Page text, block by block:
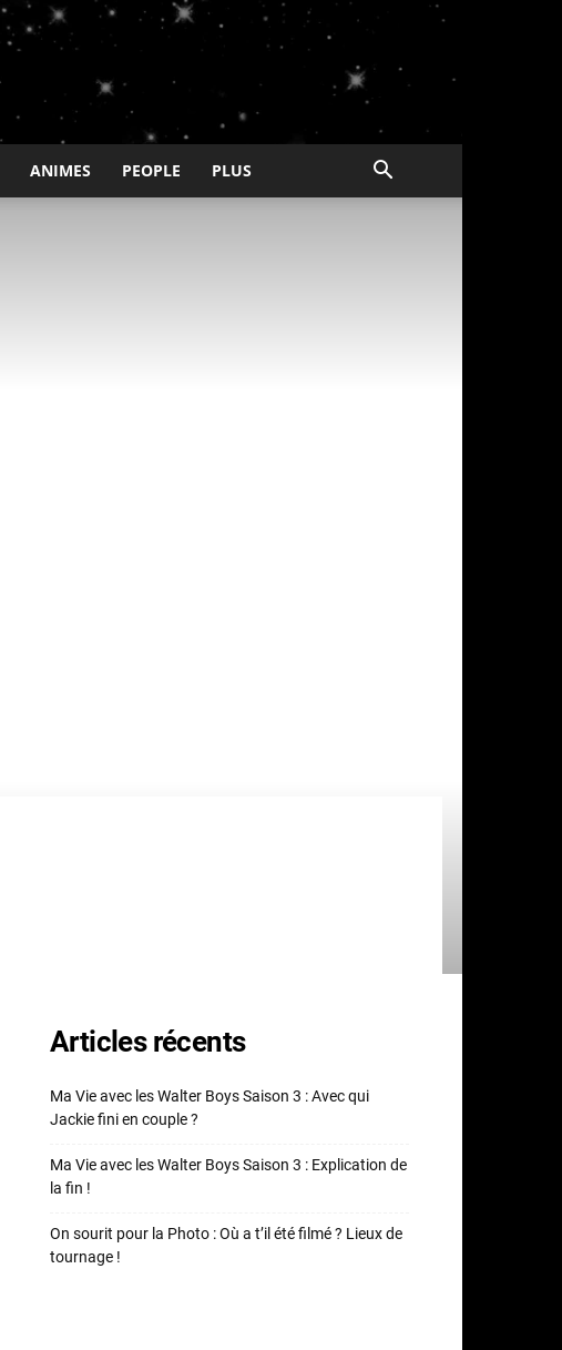
ANIMES PEOPLE PLUS
Articles récents
Ma Vie avec les Walter Boys Saison 3 : Avec qui
Jackie fini en couple ?
Ma Vie avec les Walter Boys Saison 3 : Explication de
la fin !
On sourit pour la Photo : Où a t’il été filmé ? Lieux de
tournage !